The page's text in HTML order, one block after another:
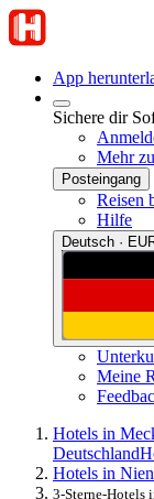
App
Sichere dir
Mehr
Posteingang
Reisen
Hilfe
Deutsch ·
Meine
Hotels in
Deutschland
Hotels in
3-Sterne-Hotels